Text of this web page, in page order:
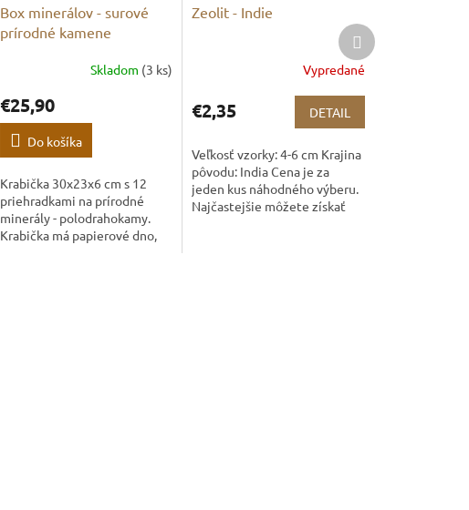
Box minerálov - surové
prírodné kamene
Skladom (3 ks)
€25,90
Do košíka
Krabička 30x23x6 cm s 12
priehradkami na prírodné
minerály - polodrahokamy.
Krabička má papierové dno,
Zeolit - Indie
Vypredané
€2,35 DETAIL
Veľkosť vzorky: 4-6 cm Krajina
pôvodu: India Cena je za
jeden kus náhodného výberu.
Najčastejšie môžete získať
Ďalší
produkt